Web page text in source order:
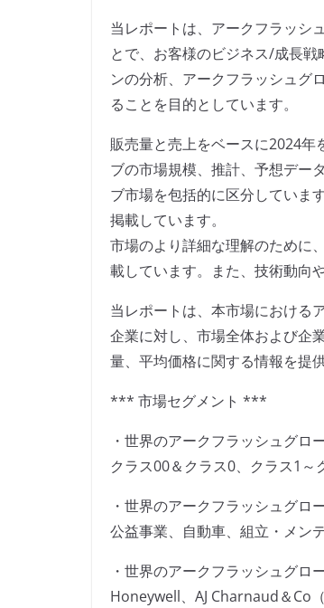
当レポートは、アークフラッシ
とで、お客様のビジネス/成長
ンの分析、アークフラッシュグ
ることを目的としています。
販売量と売上をベースに2024
ブの市場規模、推計、予想デー
ブ市場を包括的に区分していま
掲載しています。
市場のより詳細な理解のために
載しています。また、技術動向
当レポートは、本市場における
企業に対し、市場全体および企
量、平均価格に関する情報を提供
*** 市場セグメント ***
・世界のアークフラッシュグロ
クラス00＆クラス0、クラス1～
・世界のアークフラッシュグロ
公益事業、自動車、組立・メン
・世界のアークフラッシュグロ
Honeywell、AJ Charnaud＆